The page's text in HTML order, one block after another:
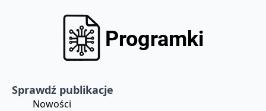
Sprawdź publikacje
Nowości